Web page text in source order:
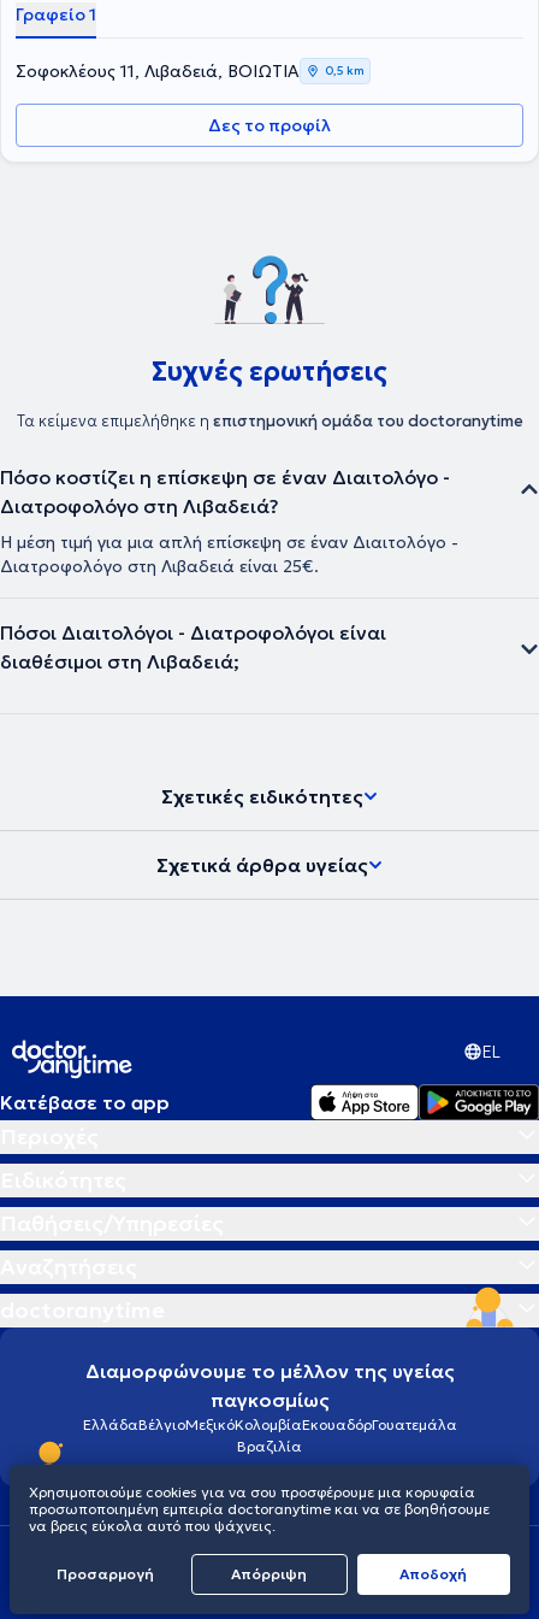
Γραφείο 1
Σοφοκλέους 11, Λιβαδειά, ΒΟΙΩΤΙΑ 0,5 km
Δες το προφίλ
Συχνές ερωτήσεις
Τα κείμενα επιμελήθηκε η επιστημονική ομάδα του doctoranytime
Πόσο κοστίζει η επίσκεψη σε έναν Διαιτολόγο -
Διατροφολόγο στη Λιβαδειά?
Η μέση τιμή για μια απλή επίσκεψη σε έναν Διαιτολόγο -
Διατροφολόγο στη Λιβαδειά είναι 25€.
Πόσοι Διαιτολόγοι - Διατροφολόγοι είναι
διαθέσιμοι στη Λιβαδειά;
Σχετικές ειδικότητες
Σχετικά άρθρα υγείας
EL
Κατέβασε το app
Διαμορφώνουμε το μέλλον της υγείας
παγκοσμίως
ΕλλάδαΒέλγιοΜεξικόΚολομβίαΕκουαδόρΓουατεμάλα
Βραζιλία
Πολιτική προστασίας προσωπικού απορρήτου
© 2026 doctoranytime
Χρησιμοποιούμε cookies για να σου προσφέρουμε μια κορυφαία
προσωποποιημένη εμπειρία doctoranytime και να σε βοηθήσουμε
να βρεις εύκολα αυτό που ψάχνεις.
Προσαρμογή Απόρριψη Aποδοχή